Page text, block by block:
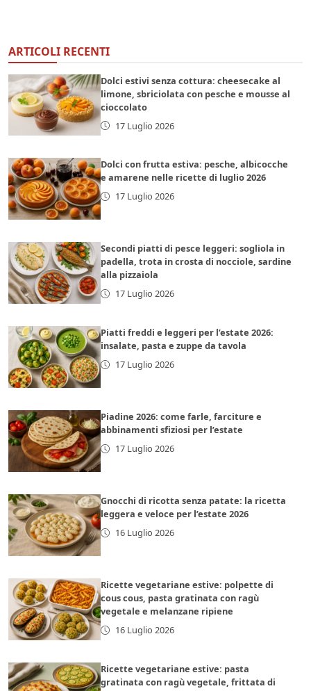
ARTICOLI RECENTI
Dolci estivi senza cottura: cheesecake al
limone, sbriciolata con pesche e mousse al
cioccolato
17 Luglio 2026
Dolci con frutta estiva: pesche, albicocche
e amarene nelle ricette di luglio 2026
17 Luglio 2026
Secondi piatti di pesce leggeri: sogliola in
padella, trota in crosta di nocciole, sardine
alla pizzaiola
17 Luglio 2026
Piatti freddi e leggeri per l’estate 2026:
insalate, pasta e zuppe da tavola
17 Luglio 2026
Piadine 2026: come farle, farciture e
abbinamenti sfiziosi per l’estate
17 Luglio 2026
Gnocchi di ricotta senza patate: la ricetta
leggera e veloce per l’estate 2026
16 Luglio 2026
Ricette vegetariane estive: polpette di
cous cous, pasta gratinata con ragù
vegetale e melanzane ripiene
16 Luglio 2026
Ricette vegetariane estive: pasta
gratinata con ragù vegetale, frittata di